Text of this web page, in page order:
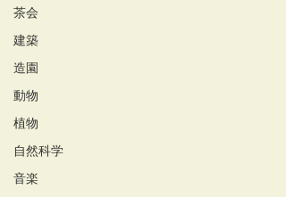
茶会
建築
造園
動物
植物
自然科学
音楽